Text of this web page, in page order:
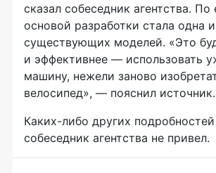
сказал собеседник агентства. По
основой разработки стала одна
существующих моделей. «Это
и эффективнее — использовать
машину, нежели заново
велосипед», — пояснил источник.
Каких-либо других
собеседник агентства не привел.